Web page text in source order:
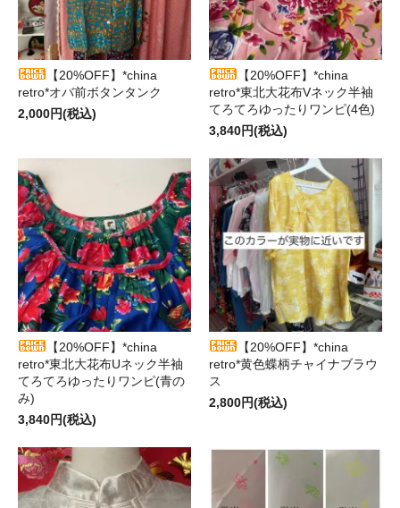
【20%OFF】*china
retro*オバ前ボタンタンク
2,000円(税込)
【20%OFF】*china
retro*東北大花布Vネック半袖
てろてろゆったりワンピ(4色)
3,840円(税込)
【20%OFF】*china
retro*東北大花布Uネック半袖
てろてろゆったりワンピ(青の
み)
3,840円(税込)
【20%OFF】*china
retro*黄色蝶柄チャイナブラウ
ス
2,800円(税込)